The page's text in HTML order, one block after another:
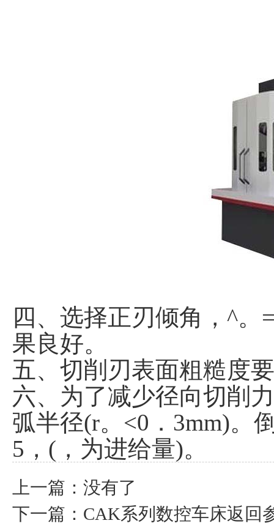
四、选择正刃倾角，^
果良好。
五、切削刃表面粗糙度
六、为了减少径向切削
弧半径(r。<0．3mm)。
5，(，为进给量)。
上一篇：没有了
下一篇： CAK系列数控车床返回